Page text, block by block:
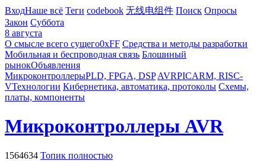
ВходНаше всё Теги codebook 无线电组件 Поиск Опросы
Закон Суббота
8 августа
О смысле всего сущего0xFF Средства и методы разработки
Мобильная и беспроводная связь Блошиный
рынокОбъявления
МикроконтроллерыPLD, FPGA, DSP AVRPICARM, RISC-
VТехнологии Кибернетика, автоматика, протоколы Схемы,
платы, компоненты
Микроконтроллеры AVR
1564634 Топик полностью